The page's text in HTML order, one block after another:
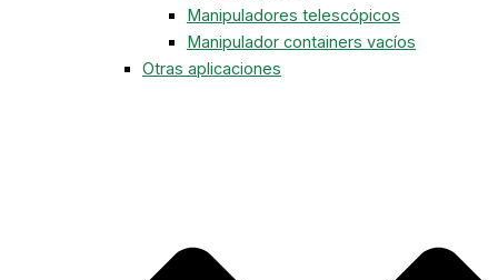
Manipuladores telescópicos
Manipulador containers vacíos
Otras aplicaciones